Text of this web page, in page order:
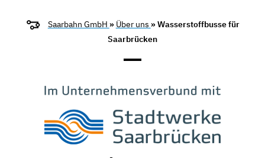
Saarbahn GmbH » Über uns » Wasserstoffbusse für
Saarbrücken